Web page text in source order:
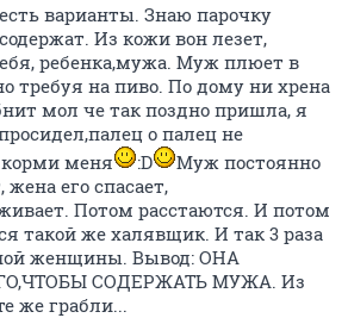
варианты. Знаю парочку
Из кожи вон лезет,
ребенка,мужа. Муж плюет в
требуя на пиво. По дому ни хрена
мол че так поздно пришла, я
о палец не
меня
:D
Муж постоянно
жена его спасает,
Потом расстаются. И потом
такой же халявщик. И так 3 раза
женщины. Вывод: ОНА
СОДЕРЖАТЬ МУЖА. Из
же грабли...